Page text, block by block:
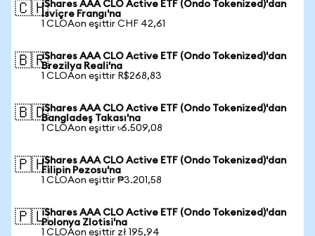
🇨🇭iShares AAA CLO Active ETF (Ondo Tokenized)'dan
İsviçre Frangı'na
1 CLOAon eşittir CHF 42,61
🇧🇷iShares AAA CLO Active ETF (Ondo Tokenized)'dan
Brezilya Reali'na
1 CLOAon eşittir R$268,83
🇧🇩iShares AAA CLO Active ETF (Ondo Tokenized)'dan
Bangladeş Takası'na
1 CLOAon eşittir ৳6.509,08
🇵🇭iShares AAA CLO Active ETF (Ondo Tokenized)'dan
Filipin Pezosu'na
1 CLOAon eşittir ₱3.201,58
🇵🇱iShares AAA CLO Active ETF (Ondo Tokenized)'dan
Polonya Zlotisi'na
1 CLOAon eşittir zł 195,94